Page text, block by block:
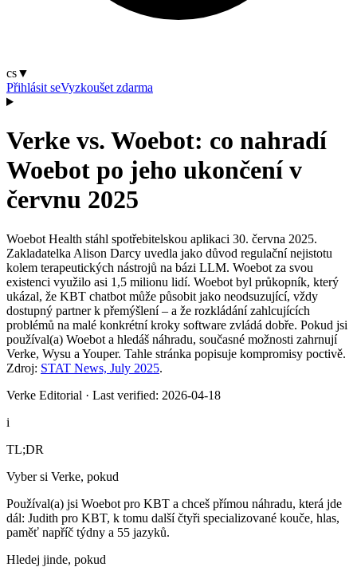
cs▼
Přihlásit seVyzkoušet zdarma
Verke vs. Woebot: co nahradí
Woebot po jeho ukončení v
červnu 2025
Woebot Health stáhl spotřebitelskou aplikaci 30. června 2025.
Zakladatelka Alison Darcy uvedla jako důvod regulační nejistotu
kolem terapeutických nástrojů na bázi LLM. Woebot za svou
existenci využilo asi 1,5 milionu lidí. Woebot byl průkopník, který
ukázal, že KBT chatbot může působit jako neodsuzující, vždy
dostupný partner k přemýšlení – a že rozkládání zahlcujících
problémů na malé konkrétní kroky software zvládá dobře. Pokud jsi
používal(a) Woebot a hledáš náhradu, současné možnosti zahrnují
Verke, Wysu a Youper. Tahle stránka popisuje kompromisy poctivě.
Zdroj: STAT News, July 2025.
Verke Editorial · Last verified: 2026-04-18
i
TL;DR
Vyber si Verke, pokud
Používal(a) jsi Woebot pro KBT a chceš přímou náhradu, která jde
dál: Judith pro KBT, k tomu další čtyři specializované kouče, hlas,
paměť napříč týdny a 55 jazyků.
Hledej jinde, pokud